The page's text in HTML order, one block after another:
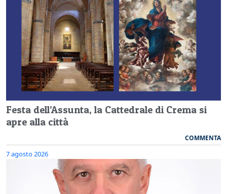
Festa dell’Assunta, la Cattedrale di Crema si
apre alla città
COMMENTA
7 agosto 2026